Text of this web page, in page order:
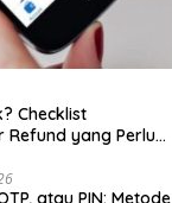
Checklist
Refund yang Perlu
atau PIN: Metode